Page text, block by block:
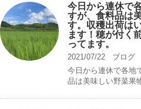
今日から連休で
すが、食料品は
す。収穫出荷は
ます！穂が付く
ってます。
2021/07/22
ブログ
今日から連休で各地
品は美味しい野菜果